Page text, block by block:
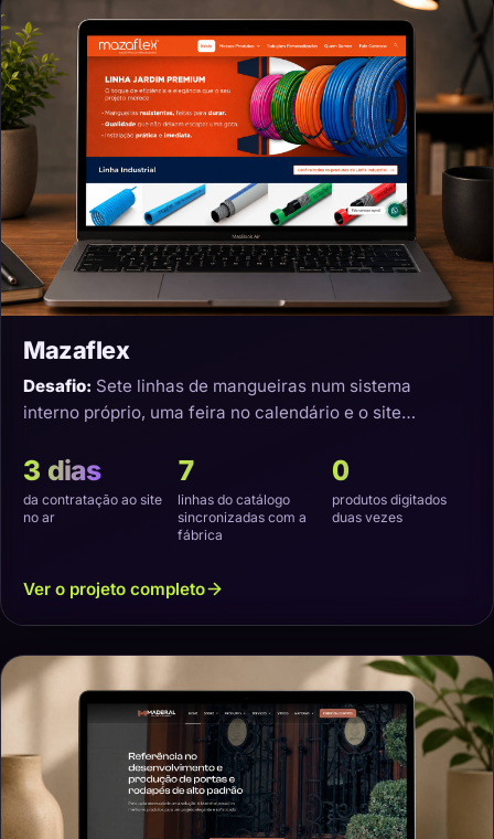
Mazaflex
Desafio: Sete linhas de mangueiras num sistema
interno próprio, uma feira no calendário e o site
3 dias
da contratação ao site
no ar
7
linhas do catálogo
sincronizadas com a
fábrica
0
produtos digitados
duas vezes
Ver o projeto completo